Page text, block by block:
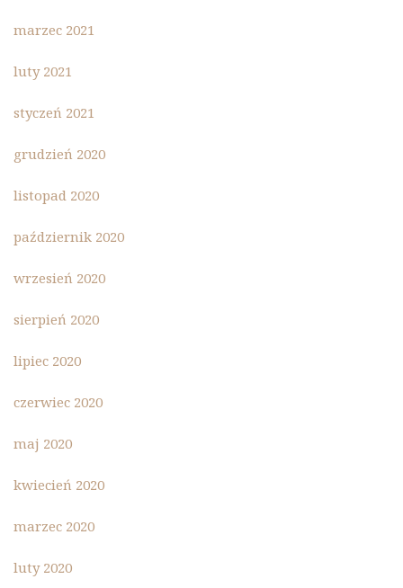
marzec 2021
luty 2021
styczeń 2021
grudzień 2020
listopad 2020
październik 2020
wrzesień 2020
sierpień 2020
lipiec 2020
czerwiec 2020
maj 2020
kwiecień 2020
marzec 2020
luty 2020